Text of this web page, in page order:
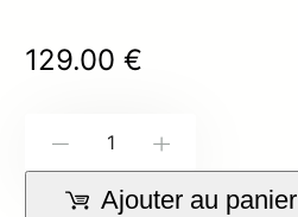
129.00€
quantité
de
Ajouter au panier